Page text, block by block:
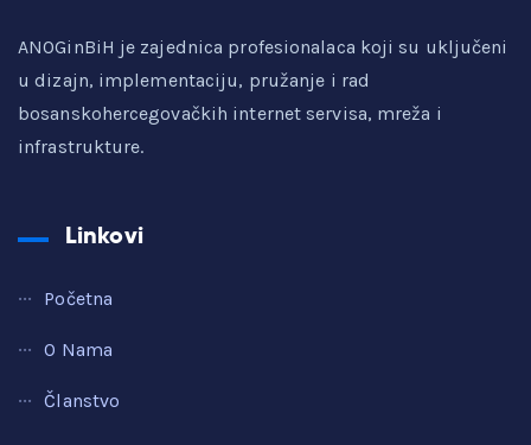
ANOGinBiH je zajednica profesionalaca koji su uključeni
u dizajn, implementaciju, pružanje i rad
bosanskohercegovačkih internet servisa, mreža i
infrastrukture.
Linkovi
Početna
O Nama
Članstvo